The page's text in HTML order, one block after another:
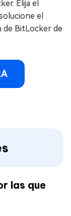
Elija el
el
de BitLocker de
las que